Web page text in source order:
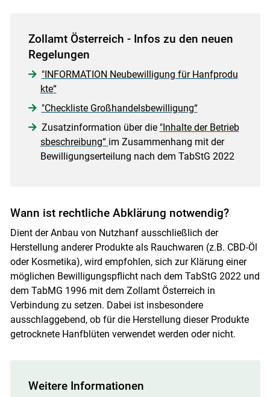
Zollamt Österreich - Infos zu den neuen
Regelungen
"INFORMATION Neubewilligung für Hanfprodu
kte“
"Checkliste Großhandelsbewilligung“
Zusatzinformation über die "Inhalte der Betrieb
sbeschreibung“ im Zusammenhang mit der
Bewilligungserteilung nach dem TabStG 2022
Wann ist rechtliche Abklärung notwendig?
Dient der Anbau von Nutzhanf ausschließlich der
Herstellung anderer Produkte als Rauchwaren (z.B. CBD-Öl
oder Kosmetika), wird empfohlen, sich zur Klärung einer
möglichen Bewilligungspflicht nach dem TabStG 2022 und
dem TabMG 1996 mit dem Zollamt Österreich in
Verbindung zu setzen. Dabei ist insbesondere
ausschlaggebend, ob für die Herstellung dieser Produkte
getrocknete Hanfblüten verwendet werden oder nicht.
Weitere Informationen